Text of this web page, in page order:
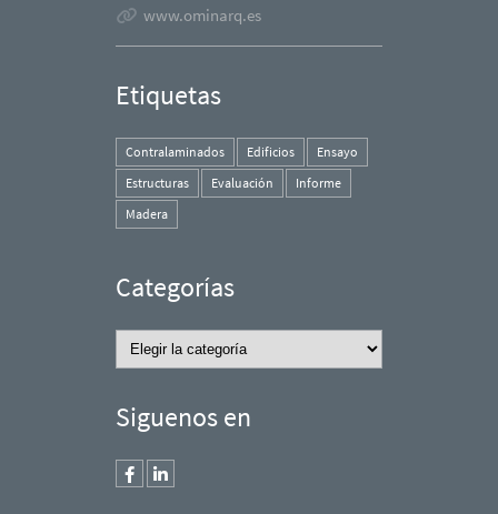
www.ominarq.es
Etiquetas
Contralaminados Edificios
Ensayo
Estructuras
Evaluación
Informe
Madera
Categorías
Categorías
Siguenos en